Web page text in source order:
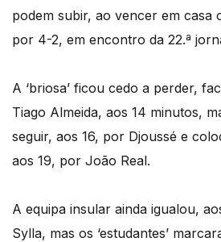
podem subir, ao vencer em casa
por 4-2, em encontro da 22.ª
A ‘briosa’ ficou cedo a perder,
Tiago Almeida, aos 14 minutos,
seguir, aos 16, por Djoussé e
aos 19, por João Real.
A equipa insular ainda igualou,
Sylla, mas os ‘estudantes’